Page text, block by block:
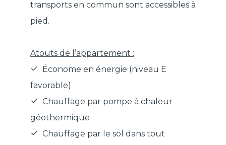
transports en commun sont accessibles à
pied.
Atouts de l’appartement :
Économe en énergie (niveau E
favorable)
Chauffage par pompe à chaleur
géothermique
Chauffage par le sol dans tout